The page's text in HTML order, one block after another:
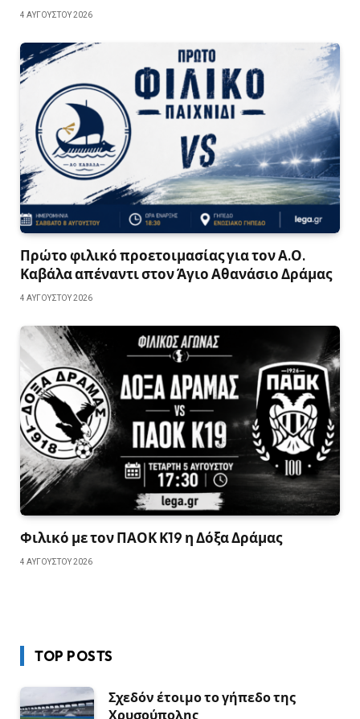
4 ΑΥΓΟΎΣΤΟΥ 2026
Πρώτο φιλικό προετοιμασίας για τον Α.Ο.
Καβάλα απέναντι στον Άγιο Αθανάσιο Δράμας
4 ΑΥΓΟΎΣΤΟΥ 2026
Φιλικό με τον ΠΑΟΚ Κ19 η Δόξα Δράμας
4 ΑΥΓΟΎΣΤΟΥ 2026
TOP POSTS
Σχεδόν έτοιμο το γήπεδο της
Χρυσούπολης